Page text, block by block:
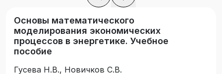
Основы математического
моделирования экономических
процессов в энергетике. Учебное
пособие
Гусева Н.В., Новичков С.В.